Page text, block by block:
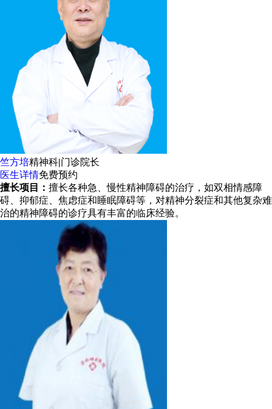
竺方培精神科|门诊院长
医生详情免费预约
擅长项目： 擅长各种急、慢性精神障碍的治疗，如双相情感障
碍、抑郁症、焦虑症和睡眠障碍等，对精神分裂症和其他复杂难
治的精神障碍的诊疗具有丰富的临床经验。